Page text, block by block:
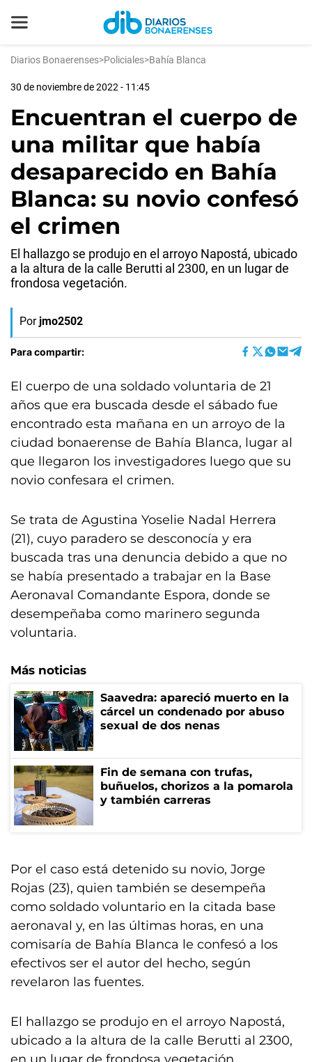
Diarios Bonaerenses>Policiales>Bahía Blanca
30 de noviembre de 2022 - 11:45
Encuentran el cuerpo de
una militar que había
desaparecido en Bahía
Blanca: su novio confesó
el crimen
El hallazgo se produjo en el arroyo Napostá, ubicado
a la altura de la calle Berutti al 2300, en un lugar de
frondosa vegetación.
Por jmo2502
Para compartir:
El cuerpo de una soldado voluntaria de 21
años que era buscada desde el sábado fue
encontrado esta mañana en un arroyo de la
ciudad bonaerense de Bahía Blanca, lugar al
que llegaron los investigadores luego que su
novio confesara el crimen.
Se trata de Agustina Yoselie Nadal Herrera
(21), cuyo paradero se desconocía y era
buscada tras una denuncia debido a que no
se había presentado a trabajar en la Base
Aeronaval Comandante Espora, donde se
desempeñaba como marinero segunda
voluntaria.
Más noticias
Saavedra: apareció muerto en la
cárcel un condenado por abuso
sexual de dos nenas
Fin de semana con trufas,
buñuelos, chorizos a la pomarola
y también carreras
Por el caso está detenido su novio, Jorge
Rojas (23), quien también se desempeña
como soldado voluntario en la citada base
aeronaval y, en las últimas horas, en una
comisaría de Bahía Blanca le confesó a los
efectivos ser el autor del hecho, según
revelaron las fuentes.
El hallazgo se produjo en el arroyo Napostá,
ubicado a la altura de la calle Berutti al 2300,